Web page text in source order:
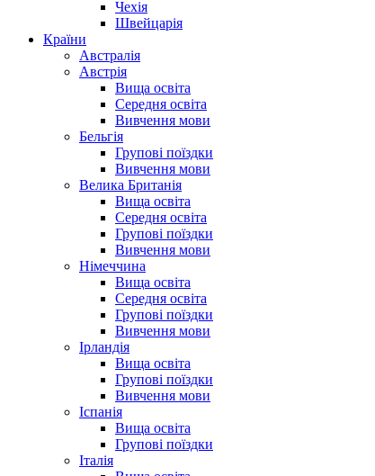
Чехія
Швейцарія
Країни
Австралія
Австрія
Вища освіта
Середня освіта
Вивчення мови
Бельгія
Групові поїздки
Вивчення мови
Велика Британія
Вища освіта
Середня освіта
Групові поїздки
Вивчення мови
Німеччина
Вища освіта
Середня освіта
Групові поїздки
Вивчення мови
Ірландія
Вища освіта
Групові поїздки
Вивчення мови
Іспанія
Вища освіта
Групові поїздки
Італія